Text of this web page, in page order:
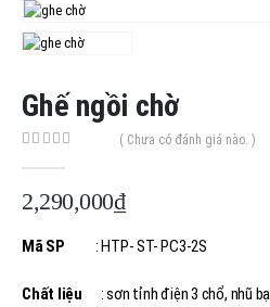
Ghế ngồi chờ
( Chưa có đánh giá nào. )
2,290,000₫
Mã SP : HTP- ST- PC3-2S
Chất liệu : sơn tỉnh điện 3 chổ, nhũ